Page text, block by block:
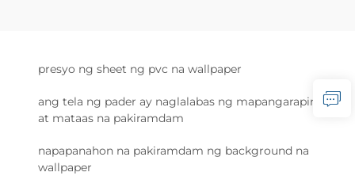
presyo ng sheet ng pvc na wallpaper
ang tela ng pader ay naglalabas ng mapangarapin
at mataas na pakiramdam
napapanahon na pakiramdam ng background na
wallpaper